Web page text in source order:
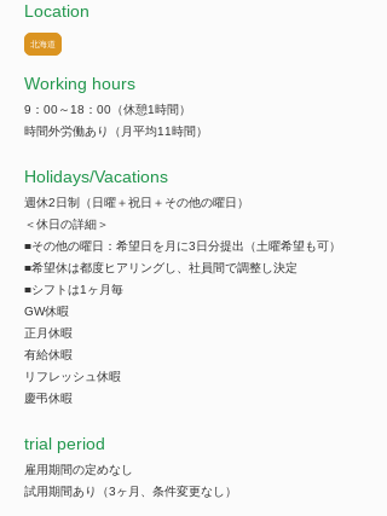
Location
北海道
Working hours
9：00～18：00（休憩1時間）
時間外労働あり（月平均11時間）
​Holidays/Vacations
週休2日制（日曜＋祝日＋その他の曜日）
＜休日の詳細＞
■その他の曜日：希望日を月に3日分提出（土曜希望も可）
■希望休は都度ヒアリングし、社員間で調整し決定
■シフトは1ヶ月毎
GW休暇
正月休暇
有給休暇
リフレッシュ休暇
慶弔休暇
trial period
雇用期間の定めなし
試用期間あり（3ヶ月、条件変更なし）